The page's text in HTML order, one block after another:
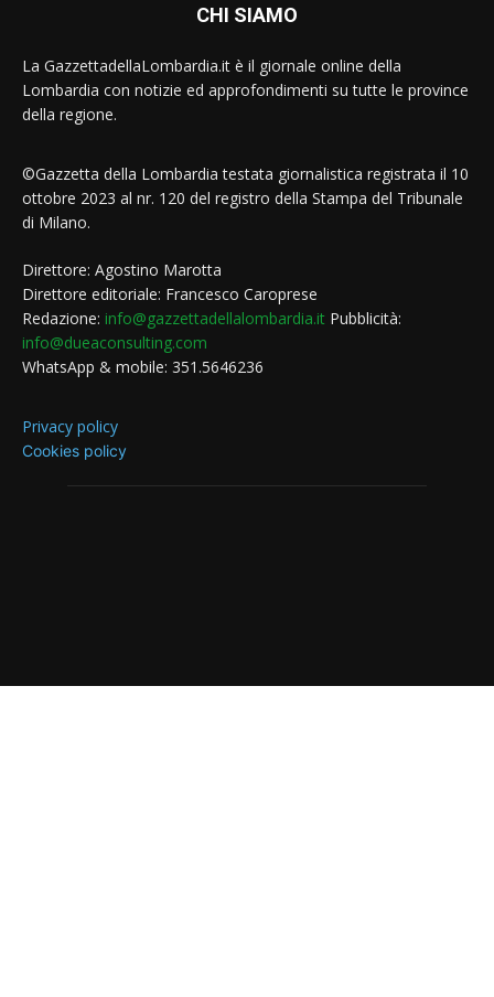
CHI SIAMO
La GazzettadellaLombardia.it è il giornale online della
Lombardia con notizie ed approfondimenti su tutte le province
della regione.
©Gazzetta della Lombardia testata giornalistica registrata il 10
ottobre 2023 al nr. 120 del registro della Stampa del Tribunale
di Milano.
Direttore: Agostino Marotta
Direttore editoriale: Francesco Caroprese
Redazione: info@gazzettadellalombardia.it Pubblicità:
info@dueaconsulting.com
WhatsApp & mobile: 351.5646236
Privacy policy
Cookies policy